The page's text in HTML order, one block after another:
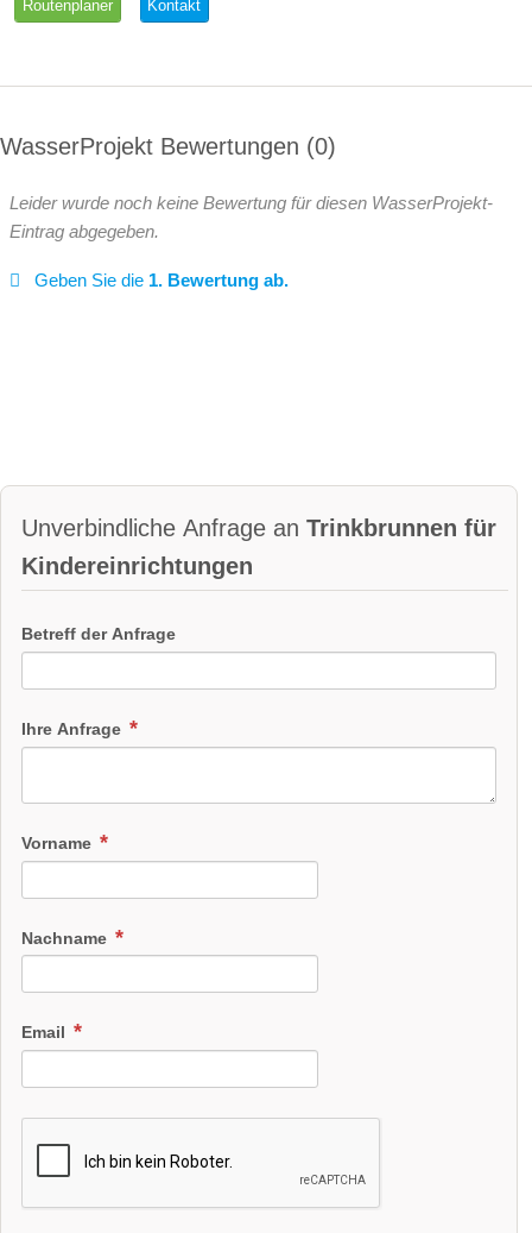
Routenplaner Kontakt
WasserProjekt Bewertungen 0
Leider wurde noch keine Bewertung für diesen WasserProjekt-
Eintrag abgegeben.
Geben Sie die 1. Bewertung ab.
Unverbindliche Anfrage an Trinkbrunnen für
Kindereinrichtungen
Betreff der Anfrage
Ihre Anfrage
Vorname
Nachname
Email